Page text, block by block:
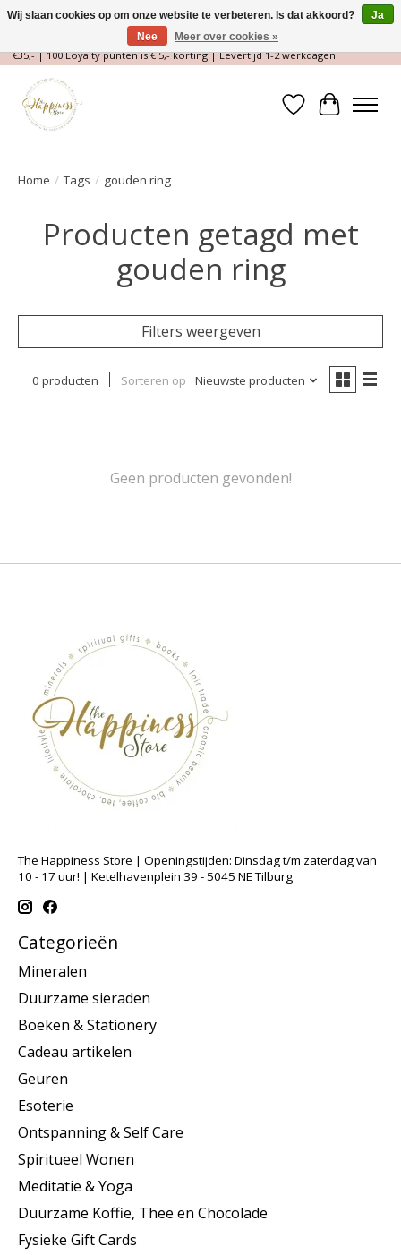
Magische Conceptstore, Edelstenen & Spirituele winkel | Gratis verzending >
€35,- | 100 Loyalty punten is € 5,- korting | Levertijd 1-2 werkdagen
Verlanglijst
Home / Tags / gouden ring
Producten getagd met
gouden ring
Filters weergeven
0 producten Sorteren op Nieuwste producten
Geen producten gevonden!
The Happiness Store | Openingstijden: Dinsdag t/m zaterdag van
10 - 17 uur! | Ketelhavenplein 39 - 5045 NE Tilburg
Categorieën
Mineralen
Duurzame sieraden
Boeken & Stationery
Cadeau artikelen
Geuren
Esoterie
Ontspanning & Self Care
Spiritueel Wonen
Meditatie & Yoga
Duurzame Koffie, Thee en Chocolade
Fysieke Gift Cards
Wij slaan cookies op om onze website te verbeteren. Is dat akkoord?
Ja
Nee
Meer over cookies »